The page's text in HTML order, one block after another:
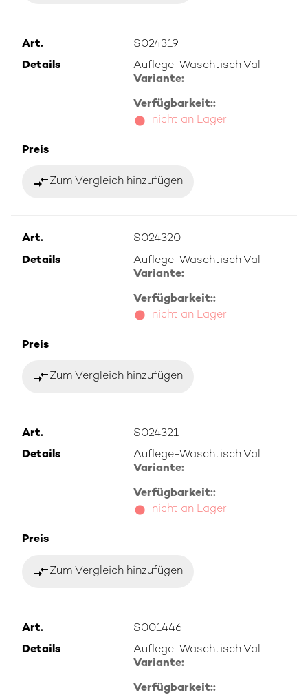
Art.
S024319
Details
Auflege-Waschtisch Val
Variante:
Verfügbarkeit::
nicht an Lager
Preis
compare_arrowsZum Vergleich hinzufügen
Art.
S024320
Details
Auflege-Waschtisch Val
Variante:
Verfügbarkeit::
nicht an Lager
Preis
compare_arrowsZum Vergleich hinzufügen
Art.
S024321
Details
Auflege-Waschtisch Val
Variante:
Verfügbarkeit::
nicht an Lager
Preis
compare_arrowsZum Vergleich hinzufügen
Art.
S001446
Details
Auflege-Waschtisch Val
Variante:
Verfügbarkeit::